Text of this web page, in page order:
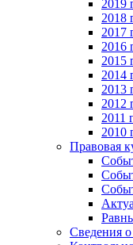
2019
2018
2017
2016
2015
2014
2013
2012
2011
2010
Правовая
Сведения о